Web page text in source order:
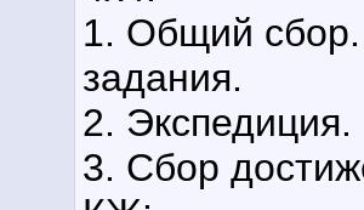
1. Общий
задания.
2. Экспедиция.
3. Сбор